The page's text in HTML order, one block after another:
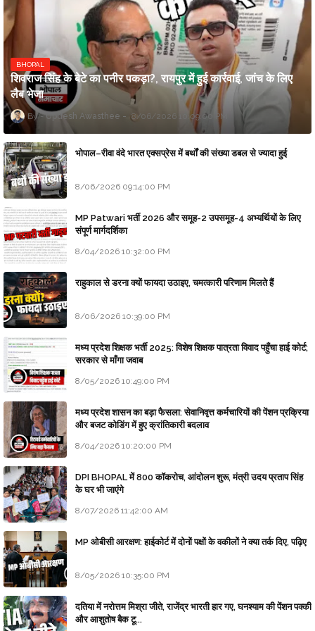
BHOPAL
शिवराज सिंह के बेटे का पनीर पकड़ा?, रायपुर में हुई कार्रवाई, जांच के लिए
लैब भेजा
Updesh Awasthee 8/06/2026 10:09:00 PM
भोपाल–रीवा वंदे भारत एक्सप्रेस में बर्थों की संख्या डबल से ज्यादा हुई
8/06/2026 09:14:00 PM
MP Patwari भर्ती 2026 और समूह-2 उपसमूह-4 अभ्यर्थियों के लिए
संपूर्ण मार्गदर्शिका
8/04/2026 10:32:00 PM
राहुकाल से डरना क्यों फायदा उठाइए, चमत्कारी परिणाम मिलते हैं
8/06/2026 10:39:00 PM
मध्य प्रदेश शिक्षक भर्ती 2025: विशेष शिक्षक पात्रता विवाद पहुँचा हाई कोर्ट;
सरकार से माँगा जवाब
8/05/2026 10:49:00 PM
मध्य प्रदेश शासन का बड़ा फैसला: सेवानिवृत्त कर्मचारियों की पेंशन प्रक्रिया
और बजट कोडिंग में हुए क्रांतिकारी बदलाव
8/04/2026 10:20:00 PM
DPI BHOPAL में 800 कॉकरोच, आंदोलन शुरू, मंत्री उदय प्रताप सिंह
के घर भी जाएंगे
8/07/2026 11:42:00 AM
MP ओबीसी आरक्षण: हाईकोर्ट में दोनों पक्षों के वकीलों ने क्या तर्क दिए, पढ़िए
8/05/2026 10:35:00 PM
दतिया में नरोत्तम मिश्रा जीते, राजेंद्र भारती हार गए, घनश्याम की पेंशन पक्की
और आशुतोष बैक टू...